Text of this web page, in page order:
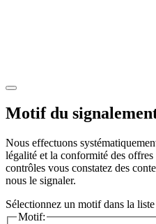
Motif du
Nous effectuons
légalité et la conformité des
contrôles vous constatez des
nous le signaler.
Sélectionnez un motif dans la
Motif: